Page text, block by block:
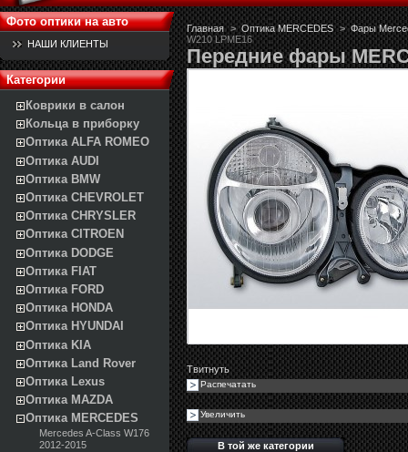
Фото оптики на авто
НАШИ КЛИЕНТЫ
Категории
Коврики в салон
Кольца в приборку
Оптика ALFA ROMEO
Оптика AUDI
Оптика BMW
Оптика CHEVROLET
Оптика CHRYSLER
Оптика CITROEN
Оптика DODGE
Оптика FIAT
Оптика FORD
Оптика HONDA
Оптика HYUNDAI
Оптика KIA
Оптика Land Rover
Оптика Lexus
Оптика MAZDA
Оптика MERCEDES
Mercedes A-Class W176
2012-2015
Главная > Оптика MERCEDES > Фары
W210 LPME16
Передние фары
Твитнуть
Распечатать
Увеличить
В той же категории